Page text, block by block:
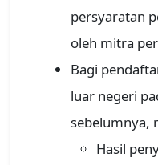
persyaratan
oleh mitra
Bagi
luar negeri
sebelumnya,
Hasil